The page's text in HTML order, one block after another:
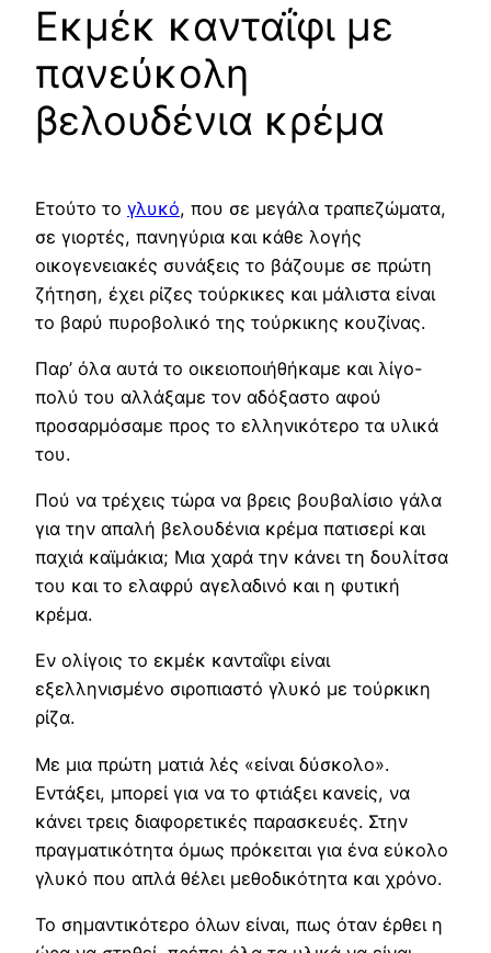
Εκμέκ κανταΐφι με
πανεύκολη
βελουδένια κρέμα
Ετούτο το γλυκό, που σε μεγάλα τραπεζώματα,
σε γιορτές, πανηγύρια και κάθε λογής
οικογενειακές συνάξεις το βάζουμε σε πρώτη
ζήτηση, έχει ρίζες τούρκικες και μάλιστα είναι
το βαρύ πυροβολικό της τούρκικης κουζίνας.
Παρ’ όλα αυτά το οικειοποιήθήκαμε και λίγο-
πολύ του αλλάξαμε τον αδόξαστο αφού
προσαρμόσαμε προς το ελληνικότερο τα υλικά
του.
Πού να τρέχεις τώρα να βρεις βουβαλίσιο γάλα
για την απαλή βελουδένια κρέμα πατισερί και
παχιά καϊμάκια; Μια χαρά την κάνει τη δουλίτσα
του και το ελαφρύ αγελαδινό και η φυτική
κρέμα.
Εν ολίγοις το εκμέκ κανταΐφι είναι
εξελληνισμένο σιροπιαστό γλυκό με τούρκικη
ρίζα.
Με μια πρώτη ματιά λές «είναι δύσκολο».
Εντάξει, μπορεί για να το φτιάξει κανείς, να
κάνει τρεις διαφορετικές παρασκευές. Στην
πραγματικότητα όμως πρόκειται για ένα εύκολο
γλυκό που απλά θέλει μεθοδικότητα και χρόνο.
Το σημαντικότερο όλων είναι, πως όταν έρθει η